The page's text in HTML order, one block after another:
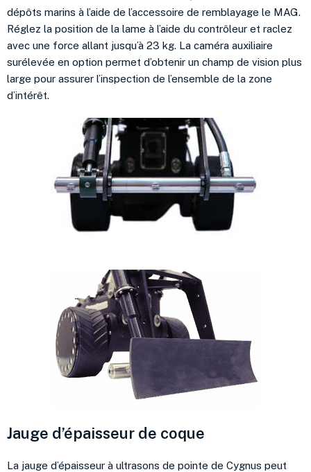
dépôts marins à l’aide de l’accessoire de remblayage le MAG.
Réglez la position de la lame à l’aide du contrôleur et raclez
avec une force allant jusqu’à 23 kg. La caméra auxiliaire
surélevée en option permet d’obtenir un champ de vision plus
large pour assurer l’inspection de l’ensemble de la zone
d’intérêt.
Jauge d’épaisseur de coque
La jauge d’épaisseur à ultrasons de pointe de Cygnus peut